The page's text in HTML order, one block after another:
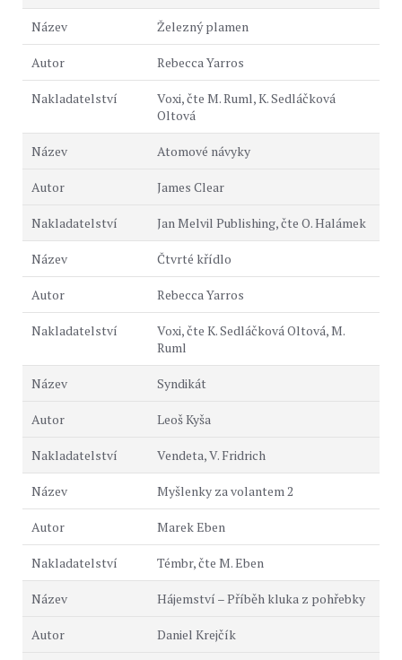
Železný plamen
Rebecca Yarros
Voxi, čte M. Ruml, K. Sedláčková
Oltová
Atomové návyky
James Clear
Jan Melvil Publishing, čte O. Halámek
Čtvrté křídlo
Rebecca Yarros
Voxi, čte K. Sedláčková Oltová, M.
Ruml
Syndikát
Leoš Kyša
Vendeta, V. Fridrich
Myšlenky za volantem 2
Marek Eben
Témbr, čte M. Eben
Hájemství – Příběh kluka z pohřebky
Daniel Krejčík